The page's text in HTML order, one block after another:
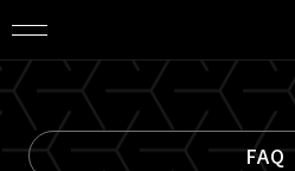
会員登録
FAQ